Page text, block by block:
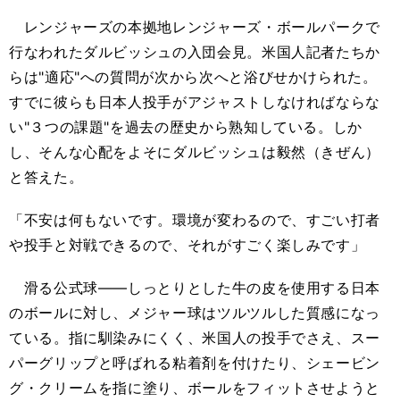
レンジャーズの本拠地レンジャーズ・ボールパークで
行なわれたダルビッシュの入団会見。米国人記者たちか
らは"適応"への質問が次から次へと浴びせかけられた。
すでに彼らも日本人投手がアジャストしなければならな
い"３つの課題"を過去の歴史から熟知している。しか
し、そんな心配をよそにダルビッシュは毅然（きぜん）
と答えた。
「不安は何もないです。環境が変わるので、すごい打者
や投手と対戦できるので、それがすごく楽しみです」
滑る公式球――しっとりとした牛の皮を使用する日本
のボールに対し、メジャー球はツルツルした質感になっ
ている。指に馴染みにくく、米国人の投手でさえ、スー
パーグリップと呼ばれる粘着剤を付けたり、シェービン
グ・クリームを指に塗り、ボールをフィットさせようと